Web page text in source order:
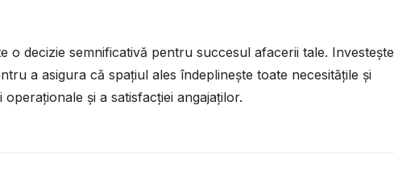
o decizie semnificativă pentru succesul afacerii tale. Investește
a asigura că spațiul ales îndeplinește toate necesitățile și
și a satisfacției angajaților.